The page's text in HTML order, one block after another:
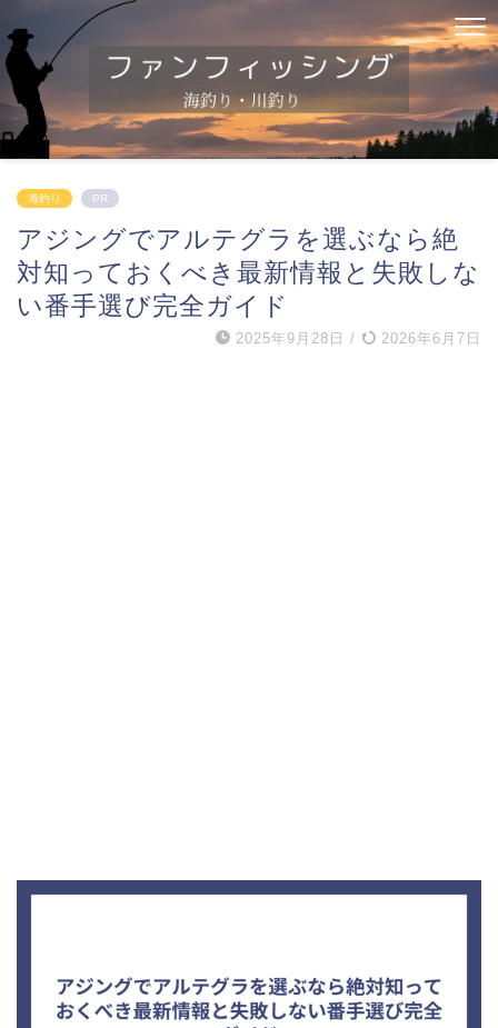
海釣り PR
アジングでアルテグラを選ぶなら絶
対知っておくべき最新情報と失敗しな
い番手選び完全ガイド
2025年9月28日 / 2026年6月7日